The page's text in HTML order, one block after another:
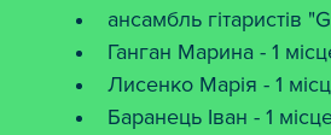
ансамбль гітаристів
Ганган Марина - 1
Лисенко Марія - 1
Баранець Іван - 1